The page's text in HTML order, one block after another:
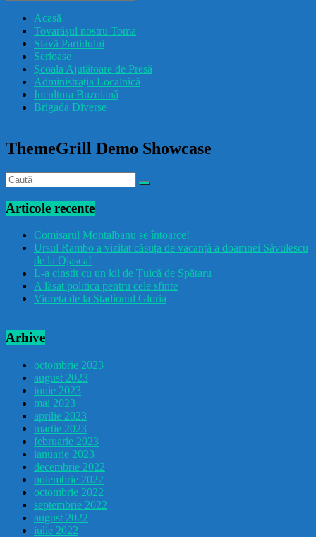
Acasă
Tovarășul nostru Toma
Slavă Partidului
Serioase
Școala Ajutătoare de Presă
Administrația Localnică
Incultura Buzoiană
Brigada Diverse
ThemeGrill Demo Showcase
Articole recente
Comisarul Montalbanu se întoarce!
Ursul Rambo a vizitat căsuța de vacanță a doamnei Săvulescu
de la Ojasca!
L-a cinstit cu un kil de Țuică de Spătaru
A lăsat politica pentru cele sfinte
Vioreta de la Stadionul Gloria
Arhive
octombrie 2023
august 2023
iunie 2023
mai 2023
aprilie 2023
martie 2023
februarie 2023
ianuarie 2023
decembrie 2022
noiembrie 2022
octombrie 2022
septembrie 2022
august 2022
iulie 2022